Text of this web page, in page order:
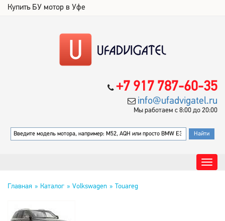
Купить БУ мотор в Уфе
+7 917 787-60-35
info@ufadvigatel.ru
Мы работаем с 8:00 до 20:00
Главная Каталог Volkswagen Touareg